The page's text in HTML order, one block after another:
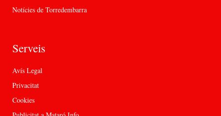
Notícies de Torredembarra
Serveis
Avís Legal
Privacitat
Cookies